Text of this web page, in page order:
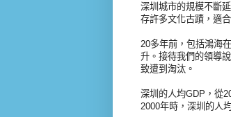
深圳城市的規模不斷
存許多文化古蹟，適
20多年前，包括鴻海
升。接待我們的領導
致遭到淘汰。
深圳的人均GDP，從
2000年時，深圳的人